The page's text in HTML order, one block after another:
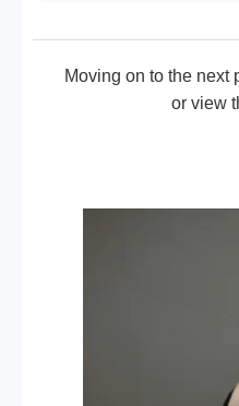
Moving on to the next
or view